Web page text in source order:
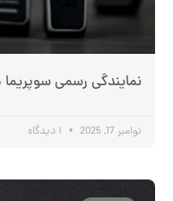
نمایندگی رسمی
نوامبر 17, 2025